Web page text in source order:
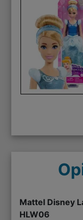
Mattel Disney
HLW06